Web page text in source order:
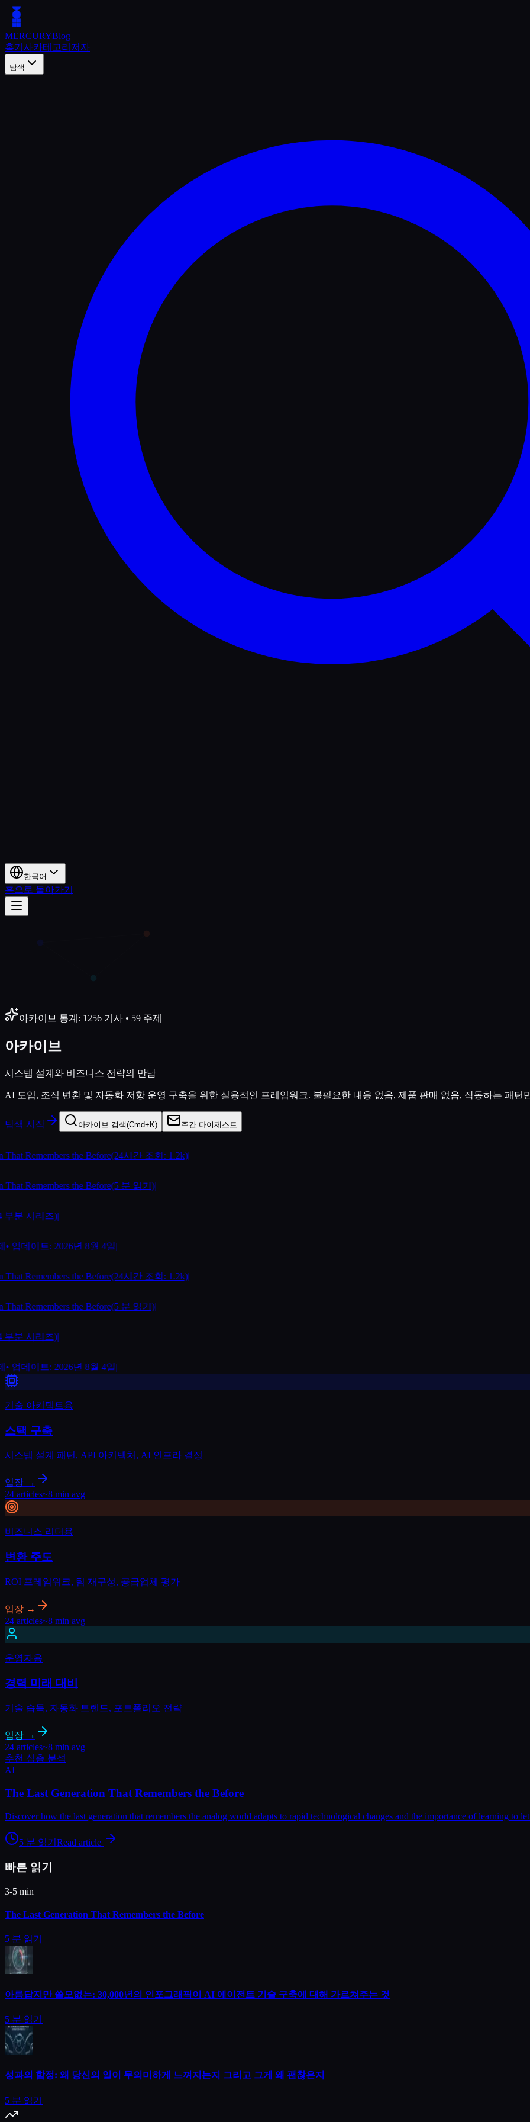
MERCURYBlog
홈기사카테고리 저자
탐색
한국어
홈으로 돌아가기
아카이브 통계 : 1256 기사 • 59 주제
아카이브
시스템 설계와 비즈니스 전략의 만남
AI 도입, 조직 변환 및 자동화 저항 운영 구축을 위한 실용적인 프레임워크. 불필요한 내용 없음, 제품 판매 없음, 작동하는 패턴
탐색 시작 아카이브 검색(Cmd+K) 주간 다이제스트
Remembers the Before(24시간 조회: 1.2k)|
Remembers the Before(5 분 읽기)|
분 시리즈)|
업데이트: 2026년 8월 4일|
Remembers the Before(24시간 조회: 1.2k)|
Remembers the Before(5 분 읽기)|
분 시리즈)|
업데이트: 2026년 8월 4일|
기술 아키텍트용
스택 구축
시스템 설계 패턴, API 아키텍처, AI 인프라 결정
입장 →
24 articles~8 min avg
비즈니스 리더용
변환 주도
ROI 프레임워크, 팀 재구성, 공급업체 평가
입장 →
24 articles~8 min avg
운영자용
경력 미래 대비
기술 습득, 자동화 트렌드, 포트폴리오 전략
입장 →
24 articles~8 min avg
추천 심층 분석
AI
The Last Generation That Remembers the Before
Discover how the last generation that remembers the analog world adapts to rapid technological changes and the importance of learning to
5 분 읽기 Read article
빠른 읽기
3-5 min
The Last Generation That Remembers the Before
5 분 읽기
아름답지만 쓸모없는: 30,000년의 인포그래픽이 AI 에이전트 기술 구축에 대해 가르쳐주는 것
5 분 읽기
성과의 함정: 왜 당신의 일이 무의미하게 느껴지는지 그리고 그게 왜 괜찮은지
5 분 읽기